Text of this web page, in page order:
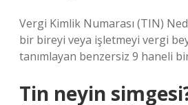
Vergi Kimlik Numarası (TIN)
bir bireyi veya işletmeyi vergi
tanımlayan benzersiz 9 haneli bir
Tin neyin